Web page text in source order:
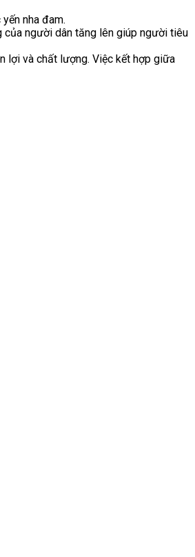
nha đam.
của người dân tăng lên giúp người tiêu
lợi và chất lượng. Việc kết hợp giữa